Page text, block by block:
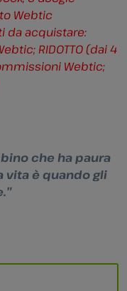
Webtic
da acquistare:
RIDOTTO (dai 4
Webtic;
che ha paura
vita è quando gli